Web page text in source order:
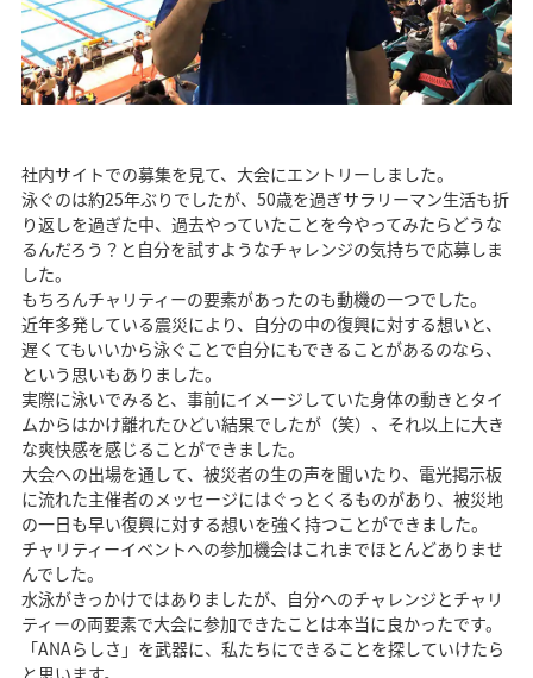
社内サイトでの募集を見て、大会にエントリーしました。
泳ぐのは約25年ぶりでしたが、50歳を過ぎサラリーマン生活も折
り返しを過ぎた中、過去やっていたことを今やってみたらどうな
るんだろう？と自分を試すようなチャレンジの気持ちで応募しま
した。
もちろんチャリティーの要素があったのも動機の一つでした。
近年多発している震災により、自分の中の復興に対する想いと、
遅くてもいいから泳ぐことで自分にもできることがあるのなら、
という思いもありました。
実際に泳いでみると、事前にイメージしていた身体の動きとタイ
ムからはかけ離れたひどい結果でしたが（笑）、それ以上に大き
な爽快感を感じることができました。
大会への出場を通して、被災者の生の声を聞いたり、電光掲示板
に流れた主催者のメッセージにはぐっとくるものがあり、被災地
の一日も早い復興に対する想いを強く持つことができました。
チャリティーイベントへの参加機会はこれまでほとんどありませ
んでした。
水泳がきっかけではありましたが、自分へのチャレンジとチャリ
ティーの両要素で大会に参加できたことは本当に良かったです。
「ANAらしさ」を武器に、私たちにできることを探していけたら
と思います。